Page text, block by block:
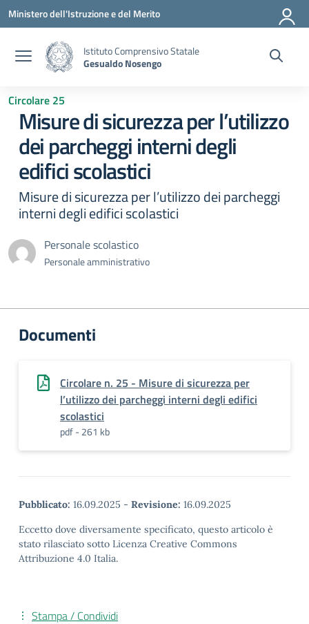
Vai ai contenuti
Vai al menu di navigazione
Vai al footer
Ministero dell'Istruzione e del Merito
Istituto Comprensivo Statale
Gesualdo Nosengo
Circolare 25
Misure di sicurezza per l’utilizzo
dei parcheggi interni degli
edifici scolastici
Misure di sicurezza per l’utilizzo dei parcheggi
interni degli edifici scolastici
Personale scolastico
Personale amministrativo
Documenti
Circolare n. 25 - Misure di sicurezza per
l’utilizzo dei parcheggi interni degli edifici
scolastici
pdf - 261 kb
Pubblicato: 16.09.2025 - Revisione: 16.09.2025
Eccetto dove diversamente specificato, questo articolo è
stato rilasciato sotto Licenza Creative Commons
Attribuzione 4.0 Italia.
Stampa / Condividi